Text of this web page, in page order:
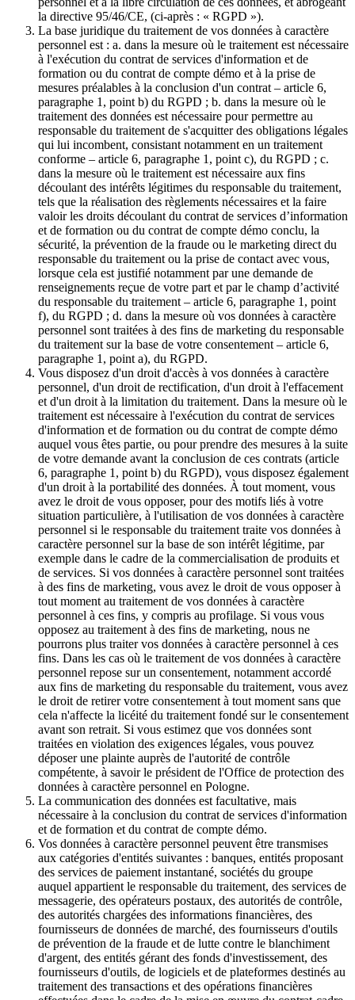
la directive 95/46/CE, (ci-après : « RGPD »).
La base juridique du traitement de vos données à caractère
personnel est : a. dans la mesure où le traitement est nécessaire
à l'exécution du contrat de services d'information et de
formation ou du contrat de compte démo et à la prise de
mesures préalables à la conclusion d'un contrat – article 6,
paragraphe 1, point b) du RGPD ; b. dans la mesure où le
traitement des données est nécessaire pour permettre au
responsable du traitement de s'acquitter des obligations légales
qui lui incombent, consistant notamment en un traitement
conforme – article 6, paragraphe 1, point c), du RGPD ; c.
dans la mesure où le traitement est nécessaire aux fins
découlant des intérêts légitimes du responsable du traitement,
tels que la réalisation des règlements nécessaires et la faire
valoir les droits découlant du contrat de services d’information
et de formation ou du contrat de compte démo conclu, la
sécurité, la prévention de la fraude ou le marketing direct du
responsable du traitement ou la prise de contact avec vous,
lorsque cela est justifié notamment par une demande de
renseignements reçue de votre part et par le champ d’activité
du responsable du traitement – article 6, paragraphe 1, point
f), du RGPD ; d. dans la mesure où vos données à caractère
personnel sont traitées à des fins de marketing du responsable
du traitement sur la base de votre consentement – article 6,
paragraphe 1, point a), du RGPD.
Vous disposez d'un droit d'accès à vos données à caractère
personnel, d'un droit de rectification, d'un droit à l'effacement
et d'un droit à la limitation du traitement. Dans la mesure où le
traitement est nécessaire à l'exécution du contrat de services
d'information et de formation ou du contrat de compte démo
auquel vous êtes partie, ou pour prendre des mesures à la suite
de votre demande avant la conclusion de ces contrats (article
6, paragraphe 1, point b) du RGPD), vous disposez également
d'un droit à la portabilité des données. À tout moment, vous
avez le droit de vous opposer, pour des motifs liés à votre
situation particulière, à l'utilisation de vos données à caractère
personnel si le responsable du traitement traite vos données à
caractère personnel sur la base de son intérêt légitime, par
exemple dans le cadre de la commercialisation de produits et
de services. Si vos données à caractère personnel sont traitées
à des fins de marketing, vous avez le droit de vous opposer à
tout moment au traitement de vos données à caractère
personnel à ces fins, y compris au profilage. Si vous vous
opposez au traitement à des fins de marketing, nous ne
pourrons plus traiter vos données à caractère personnel à ces
fins. Dans les cas où le traitement de vos données à caractère
personnel repose sur un consentement, notamment accordé
aux fins de marketing du responsable du traitement, vous avez
le droit de retirer votre consentement à tout moment sans que
cela n'affecte la licéité du traitement fondé sur le consentement
avant son retrait. Si vous estimez que vos données sont
traitées en violation des exigences légales, vous pouvez
déposer une plainte auprès de l'autorité de contrôle
compétente, à savoir le président de l'Office de protection des
données à caractère personnel en Pologne.
La communication des données est facultative, mais
nécessaire à la conclusion du contrat de services d'information
et de formation et du contrat de compte démo.
Vos données à caractère personnel peuvent être transmises
aux catégories d'entités suivantes : banques, entités proposant
des services de paiement instantané, sociétés du groupe
auquel appartient le responsable du traitement, des services de
messagerie, des opérateurs postaux, des autorités de contrôle,
des autorités chargées des informations financières, des
fournisseurs de données de marché, des fournisseurs d'outils
de prévention de la fraude et de lutte contre le blanchiment
d'argent, des entités gérant des fonds d'investissement, des
fournisseurs d'outils, de logiciels et de plateformes destinés au
traitement des transactions et des opérations financières